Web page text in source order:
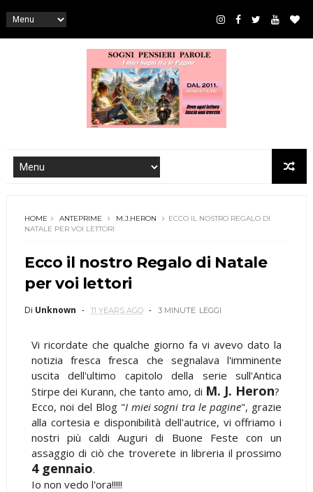
HOME ANTEPRIME M.J.HERON
ECCO IL NOSTRO REGALO DI
NATALE PER VOI LETTORI
Ecco il nostro Regalo di Natale
per voi lettori
Di Unknown 11 YEARS AGO 3 MINUTE LEGGI
Vi ricordate che qualche giorno fa vi avevo dato la
notizia fresca fresca che segnalava l'imminente
uscita dell'ultimo capitolo della serie sull'Antica
Stirpe dei Kurann, che tanto amo, di M. J. Heron?
Ecco, noi del Blog "I miei sogni tra le pagine", grazie
alla cortesia e disponibilità dell'autrice, vi offriamo i
nostri più caldi Auguri di Buone Feste con un
assaggio di ciò che troverete in libreria il prossimo
4 gennaio.
Io non vedo l'ora!!!!!